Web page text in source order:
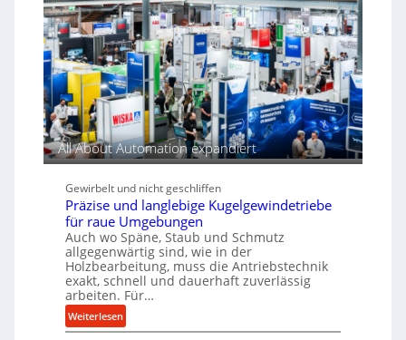
e
n
a
n
t
r
i
e
b
e
u
m
e
k
t
e
A
n
t
r
i
e
e
i
e
P
e
r
f
o
r
m
a
c
e
b
e
i
m
D
r
ü
g
e
n
t
s
p
a
n
n
t
i
c
h
i
m
J
u
l
i
All About Automation expandiert
Gewirbelt und nicht geschliffen
Präzise und langlebige Kugelgewindetriebe
für raue Umgebungen
Auch wo Späne, Staub und Schmutz
allgegenwärtig sind, wie in der
Holzbearbeitung, muss die Antriebstechnik
exakt, schnell und dauerhaft zuverlässig
arbeiten. Für…
Weiterlesen:
P